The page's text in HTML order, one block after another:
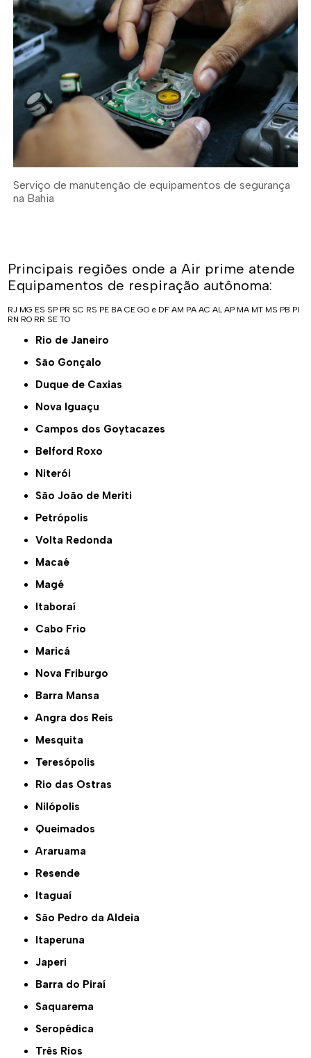
Serviço de manutenção de equipamentos de segurança
na Bahia
Principais regiões onde a Air prime atende
Equipamentos de respiração autônoma:
RJ MG ES SP PR SC RS PE BA CE GO e DF AM PA AC AL AP MA MT MS PB PI
RN RO RR SE TO
Rio de Janeiro
São Gonçalo
Duque de Caxias
Nova Iguaçu
Campos dos Goytacazes
Belford Roxo
Niterói
São João de Meriti
Petrópolis
Volta Redonda
Macaé
Magé
Itaboraí
Cabo Frio
Maricá
Nova Friburgo
Barra Mansa
Angra dos Reis
Mesquita
Teresópolis
Rio das Ostras
Nilópolis
Queimados
Araruama
Resende
Itaguaí
São Pedro da Aldeia
Itaperuna
Japeri
Barra do Piraí
Saquarema
Seropédica
Três Rios